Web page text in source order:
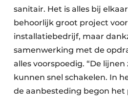
sanitair. Het is alles bij
behoorlijk groot project
installatiebedrijf, maar
samenwerking met de
alles voorspoedig. “De
kunnen snel schakelen. In
de aanbesteding begon het